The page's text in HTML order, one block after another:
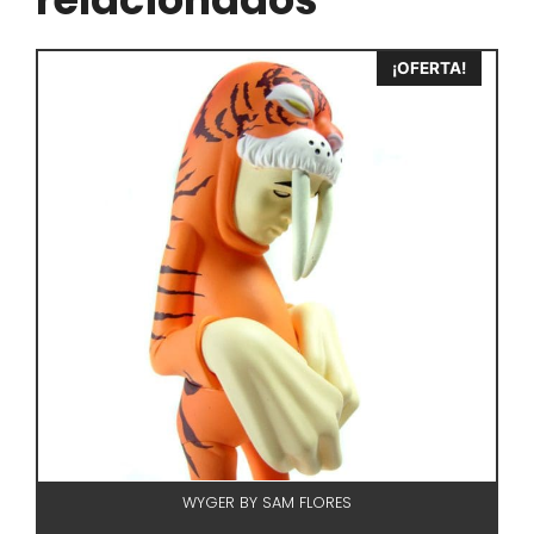
¡OFERTA!
WYGER BY SAM FLORES